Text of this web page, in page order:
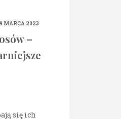
MARCA 2023
–
się ich